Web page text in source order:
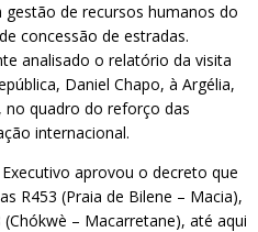
de recursos humanos do
concessão de estradas.
analisado o relatório da visita
Daniel Chapo, à Argélia,
no quadro do reforço das
internacional.
aprovou o decreto que
R453 (Praia de Bilene – Macia),
– Macarretane), até aqui